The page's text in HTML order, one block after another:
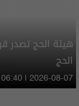
هيئة الحج تصدر
الحج
06:40 | 2026-08-07